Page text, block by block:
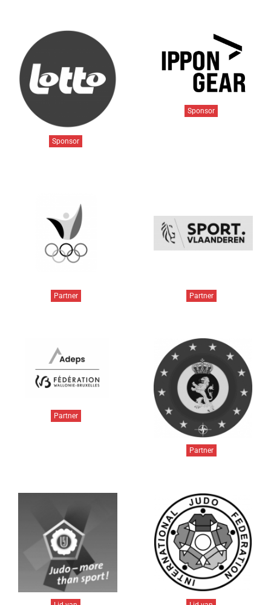
Sponsor
Sponsor
Partner Partner
Partner
Partner